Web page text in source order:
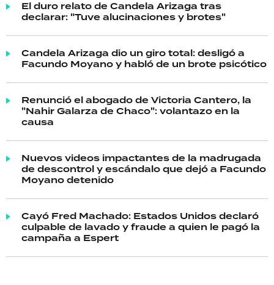
El duro relato de Candela Arizaga tras
declarar: "Tuve alucinaciones y brotes"
Candela Arizaga dio un giro total: desligó a
Facundo Moyano y habló de un brote psicótico
Renunció el abogado de Victoria Cantero, la
"Nahir Galarza de Chaco": volantazo en la
causa
Nuevos videos impactantes de la madrugada
de descontrol y escándalo que dejó a Facundo
Moyano detenido
Cayó Fred Machado: Estados Unidos declaró
culpable de lavado y fraude a quien le pagó la
campaña a Espert